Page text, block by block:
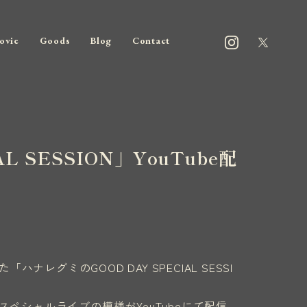
Goods Blog Contact
SESSION」YouTube配
ハナレグミのGOOD DAY SPECIAL SESSI